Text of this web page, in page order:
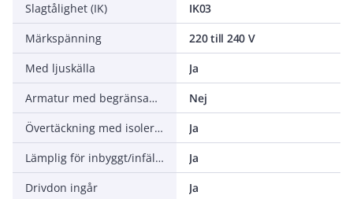
Slagtålighet (IK)
IK03
Märkspänning
220 till 240 V
Med ljuskälla
Ja
Armatur med begränsad yttemperatur "D" (EN 60598-2-24)
Nej
Övertäckning med isolering
Ja
Lämplig för inbyggt/infällt montage
Ja
Drivdon ingår
Ja